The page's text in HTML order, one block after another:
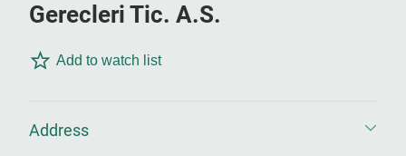
Gerecleri Tic. A.S.
Add to watch list
Address